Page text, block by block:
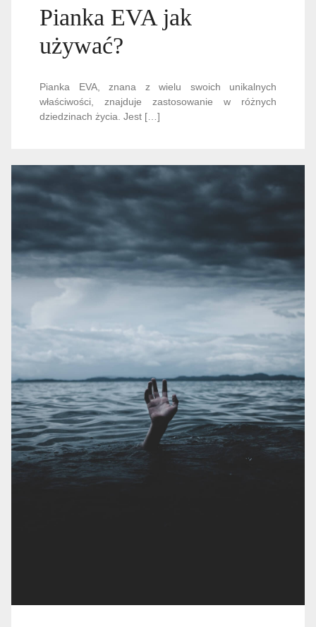
Pianka EVA jak
używać?
Pianka EVA, znana z wielu swoich unikalnych
właściwości, znajduje zastosowanie w różnych
dziedzinach życia. Jest […]